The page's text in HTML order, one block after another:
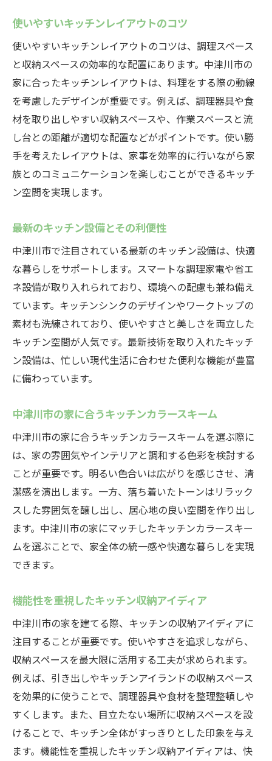
使いやすいキッチンレイアウトのコツ
使いやすいキッチンレイアウトのコツは、調理スペース
と収納スペースの効率的な配置にあります。中津川市の
家に合ったキッチンレイアウトは、料理をする際の動線
を考慮したデザインが重要です。例えば、調理器具や食
材を取り出しやすい収納スペースや、作業スペースと流
し台との距離が適切な配置などがポイントです。使い勝
手を考えたレイアウトは、家事を効率的に行いながら家
族とのコミュニケーションを楽しむことができるキッチ
ン空間を実現します。
最新のキッチン設備とその利便性
中津川市で注目されている最新のキッチン設備は、快適
な暮らしをサポートします。スマートな調理家電や省エ
ネ設備が取り入れられており、環境への配慮も兼ね備え
ています。キッチンシンクのデザインやワークトップの
素材も洗練されており、使いやすさと美しさを両立した
キッチン空間が人気です。最新技術を取り入れたキッチ
ン設備は、忙しい現代生活に合わせた便利な機能が豊富
に備わっています。
中津川市の家に合うキッチンカラースキーム
中津川市の家に合うキッチンカラースキームを選ぶ際に
は、家の雰囲気やインテリアと調和する色彩を検討する
ことが重要です。明るい色合いは広がりを感じさせ、清
潔感を演出します。一方、落ち着いたトーンはリラック
スした雰囲気を醸し出し、居心地の良い空間を作り出し
ます。中津川市の家にマッチしたキッチンカラースキー
ムを選ぶことで、家全体の統一感や快適な暮らしを実現
できます。
機能性を重視したキッチン収納アイディア
中津川市の家を建てる際、キッチンの収納アイディアに
注目することが重要です。使いやすさを追求しながら、
収納スペースを最大限に活用する工夫が求められます。
例えば、引き出しやキッチンアイランドの収納スペース
を効果的に使うことで、調理器具や食材を整理整頓しや
すくします。また、目立たない場所に収納スペースを設
けることで、キッチン全体がすっきりとした印象を与え
ます。機能性を重視したキッチン収納アイディアは、快